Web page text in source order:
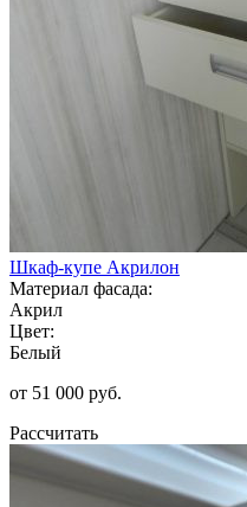
Шкаф-купе Акрилон
Материал фасада:
Акрил
Цвет:
Белый
от 51 000 руб.
Рассчитать